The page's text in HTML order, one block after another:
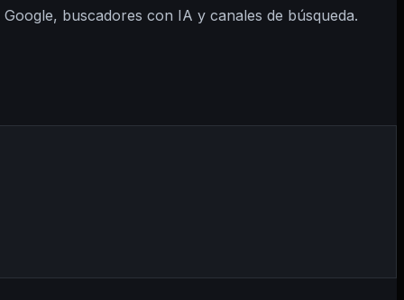
buscadores con IA y canales de búsqueda.